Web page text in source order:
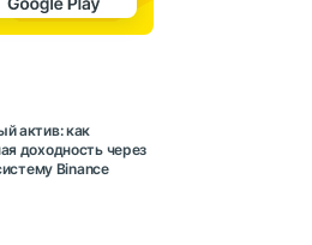
актив: как
доходность через
Binance